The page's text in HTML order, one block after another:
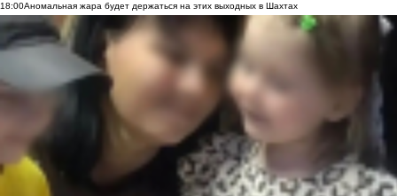
18:00Аномальная жара будет держаться на этих выходных в Шахтах